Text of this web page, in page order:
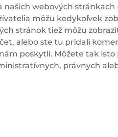
našich webových
môžu kedykoľvek
stránok tiež môžu
alebo ste tu pridali
poskytli. Môžete tak
právnych